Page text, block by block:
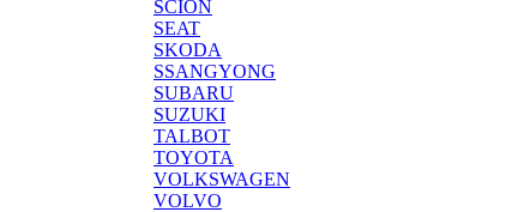
SCION
SEAT
SKODA
SSANGYONG
SUBARU
SUZUKI
TALBOT
TOYOTA
VOLKSWAGEN
VOLVO